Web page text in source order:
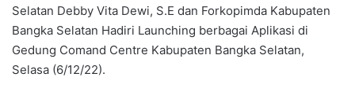
Selatan Debby Vita Dewi, S.E dan Forkopimda Kabupaten
Bangka Selatan Hadiri Launching berbagai Aplikasi di
Gedung Comand Centre Kabupaten Bangka Selatan,
Selasa (6/12/22).